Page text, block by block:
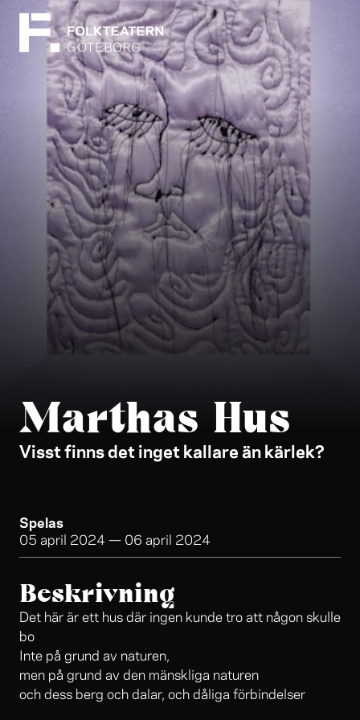
Marthas Hus
Visst finns det inget kallare än kärlek?
Spelas
05 april 2024 — 06 april 2024
Beskrivning
Det här är ett hus där ingen kunde tro att någon skulle
bo
Inte på grund av naturen,
men på grund av den mänskliga naturen
och dess berg och dalar, och dåliga förbindelser